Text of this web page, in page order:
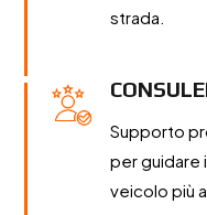
strada.
Supporto
per guidare
veicolo più